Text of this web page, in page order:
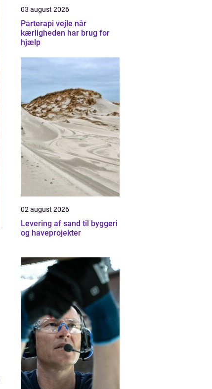
03 august 2026
Parterapi vejle når
kærligheden har brug for
hjælp
02 august 2026
Levering af sand til byggeri
og haveprojekter